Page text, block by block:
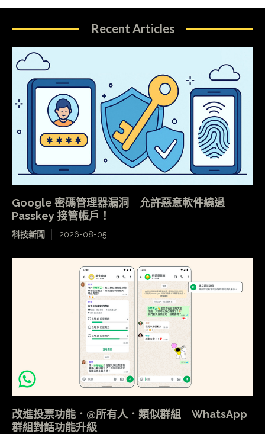
Recent Articles
Google 密碼管理器漏洞 允許惡意軟件繞過
Passkey 接管帳戶！
科技新聞 2026-08-05
改進投票功能．@所有人．類似群組 WhatsApp
群組對話功能升級